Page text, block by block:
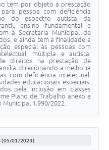
tem por objeto a prestação
pessoa com deficiência
do espectro autista da
ensino fundamental e
a Secretaria Municipal de
e ainda tem a finalidade a
especial às pessoas com
múltipla e autista,
direitos na prestação de
direcionando a melhoria
com deficiência intelectual,
educacionais especiais,
pela inclusão em classes
Plano de Trabalho anexo a
1.990/2022.
(05/01/2023)